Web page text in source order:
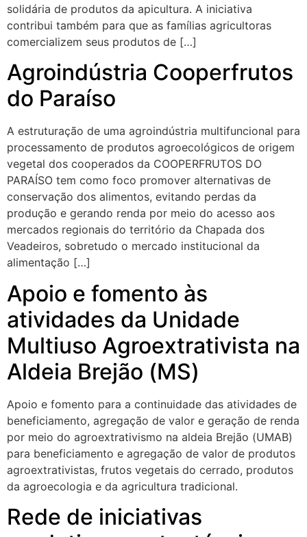
solidária de produtos da apicultura. A iniciativa
contribui também para que as famílias agricultoras
comercializem seus produtos de […]
Agroindústria Cooperfrutos
do Paraíso
A estruturação de uma agroindústria multifuncional para
processamento de produtos agroecológicos de origem
vegetal dos cooperados da COOPERFRUTOS DO
PARAÍSO tem como foco promover alternativas de
conservação dos alimentos, evitando perdas da
produção e gerando renda por meio do acesso aos
mercados regionais do território da Chapada dos
Veadeiros, sobretudo o mercado institucional da
alimentação […]
Apoio e fomento às
atividades da Unidade
Multiuso Agroextrativista na
Aldeia Brejão (MS)
Apoio e fomento para a continuidade das atividades de
beneficiamento, agregação de valor e geração de renda
por meio do agroextrativismo na aldeia Brejão (UMAB)
para beneficiamento e agregação de valor de produtos
agroextrativistas, frutos vegetais do cerrado, produtos
da agroecologia e da agricultura tradicional.
Rede de iniciativas